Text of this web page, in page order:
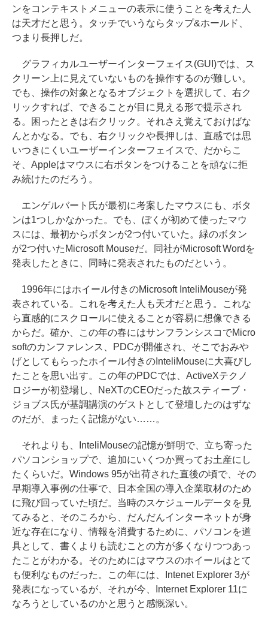
ンをコンテキストメニューの表示に使うことを考えた人
は天才だと思う。タッチでいうならタップ&ホールド、
つまり長押しだ。
グラフィカルユーザーインターフェイス(GUI)では、ス
クリーン上に見えていないものを操作するのが難しい。
でも、操作の対象となるオブジェクトを選択して、右ク
リックすれば、できることが目に見える形で提示され
る。困ったときは右クリック。それさえ覚えておけばな
んとかなる。でも、右クリックや長押しは、直感では思
いつきにくいユーザーインターフェイスで、だからこ
そ、Appleはマウスに右ボタンをつけることを頑なに拒
み続けたのだろう。
エンゲルバート氏が最初に考案したマウスにも、ボタ
ンは1つしかなかった。でも、ぼくが初めて使ったマウ
スには、最初からボタンが2つ付いていた。緑のボタン
が2つ付いたMicrosoft Mouseだ。同社がMicrosoft Wordを
発表したときに、同時に発表されたものだという。
1996年にはホイール付きのMicrosoft InteliMouseが発
表されている。これを考えた人も天才だと思う。これな
ら直感的にスクロールに使えることが容易に想像できる
からだ。確か、この年の春にはサンフランシスコでMicro
softのカンファレンス、PDCが開催され、そこでおみや
げとしてもらったホイール付きのInteliMouseに大喜びし
たことを思い出す。この年のPDCでは、ActiveXテクノ
ロジーが初登場し、NeXTのCEOだった故スティーブ・
ジョブス氏が基調講演のゲストとして登壇したのはずな
のだが、まったく記憶がない……。
それよりも、InteliMouseの記憶が鮮明で、立ち寄った
パソコンショップで、追加にいくつか買ってお土産にし
たくらいだ。Windows 95が出荷された直後の頃で、その
早期導入事例の仕事で、日本全国の導入企業取材のため
に飛び回っていた頃だ。当時のスケジュールデータを見
てみると、そのころから、だんだんインターネットが身
近な存在になり、情報を消費するために、パソコンを道
具として、書くよりも読むことの方が多くなりつつあっ
たことがわかる。そのためにはマウスのホイールはとて
も便利なものだった。この年には、Intenet Explorer 3が
発表になっているが、それが今、Internet Explorer 11に
なろうとしているのかと思うと感慨深い。